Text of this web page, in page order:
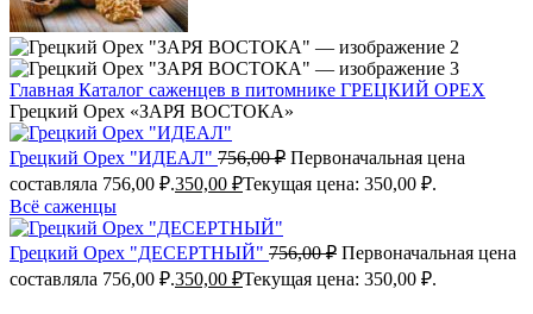
Главная Каталог саженцев в питомнике ГРЕЦКИЙ ОРЕХ
Грецкий Орех «ЗАРЯ ВОСТОКА»
Грецкий Орех "ИДЕАЛ" 756,00₽ Первоначальная цена
составляла 756,00 ₽.350,00 ₽Текущая цена: 350,00 ₽.
Всё саженцы
Грецкий Орех "ДЕСЕРТНЫЙ" 756,00₽ Первоначальная цена
составляла 756,00 ₽.350,00 ₽Текущая цена: 350,00 ₽.